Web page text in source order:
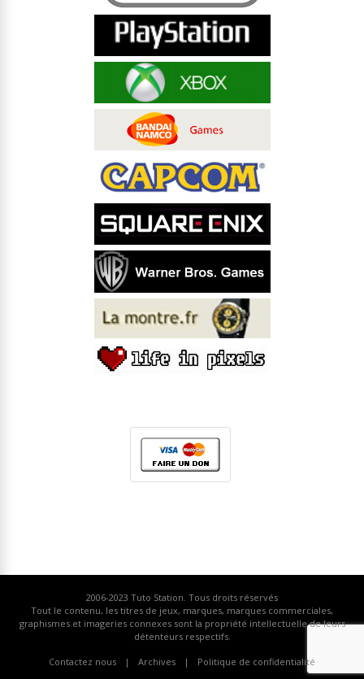
2006-2023 Tuto Station. Tous droits réservés
Tout le contenu, les titres de jeux, marques, marques commerciales,
graphismes et imageries connexes sont la propriété intellectuelle de leurs
détenteurs respectifs.
Contactez nous Archives Politique de confidentialité